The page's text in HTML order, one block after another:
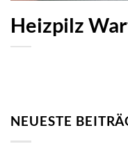
Heizpilz
NEUESTE